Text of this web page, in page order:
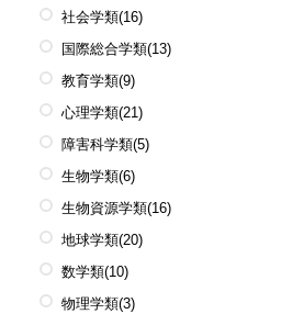
社会学類(16)
国際総合学類(13)
教育学類(9)
心理学類(21)
障害科学類(5)
生物学類(6)
生物資源学類(16)
地球学類(20)
数学類(10)
物理学類(3)